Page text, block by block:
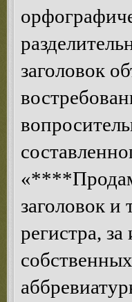
заголовок
«****Продам
заголовок и
регистра,